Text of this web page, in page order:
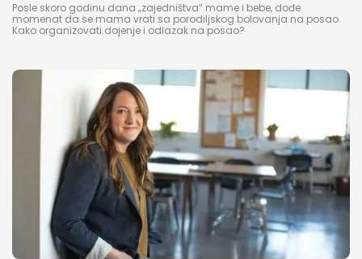
Posle skoro godinu dana „zajedništva“ mame i bebe, dođe
momenat da se mama vrati sa porodiljskog bolovanja na posao.
Kako organizovati dojenje i odlazak na posao?